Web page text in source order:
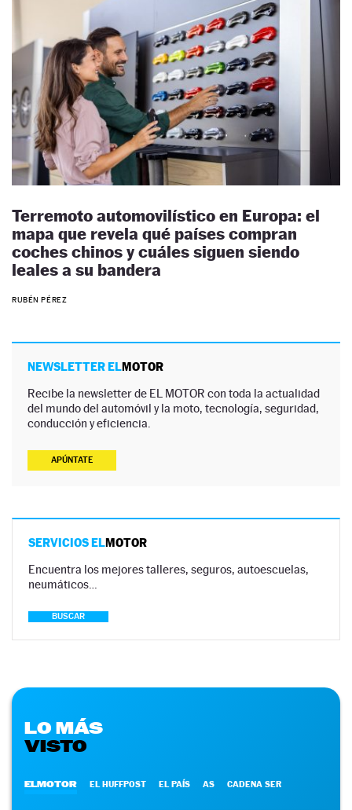
Terremoto automovilístico en Europa: el
mapa que revela qué países compran
coches chinos y cuáles siguen siendo
leales a su bandera
RUBÉN PÉREZ
NEWSLETTER ELMOTOR
Recibe la newsletter de EL MOTOR con toda la actualidad
del mundo del automóvil y la moto, tecnología, seguridad,
conducción y eficiencia.
APÚNTATE
SERVICIOS ELMOTOR
Encuentra los mejores talleres, seguros, autoescuelas,
neumáticos…
BUSCAR
LO MÁS
VISTO
ELMOTOR EL HUFFPOST EL PAÍS AS CADENA SER